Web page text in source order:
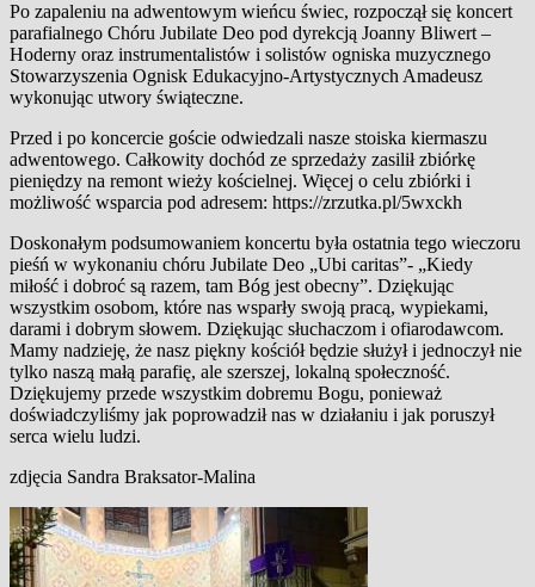
Po zapaleniu na adwentowym wieńcu świec, rozpoczął się koncert
parafialnego Chóru Jubilate Deo pod dyrekcją Joanny Bliwert –
Hoderny oraz instrumentalistów i solistów ogniska muzycznego
Stowarzyszenia Ognisk Edukacyjno-Artystycznych Amadeusz
wykonując utwory świąteczne.
Przed i po koncercie goście odwiedzali nasze stoiska kiermaszu
adwentowego. Całkowity dochód ze sprzedaży zasilił zbiórkę
pieniędzy na remont wieży kościelnej. Więcej o celu zbiórki i
możliwość wsparcia pod adresem: https://zrzutka.pl/5wxckh
Doskonałym podsumowaniem koncertu była ostatnia tego wieczoru
pieśń w wykonaniu chóru Jubilate Deo „Ubi caritas”- „Kiedy
miłość i dobroć są razem, tam Bóg jest obecny”. Dziękując
wszystkim osobom, które nas wsparły swoją pracą, wypiekami,
darami i dobrym słowem. Dziękując słuchaczom i ofiarodawcom.
Mamy nadzieję, że nasz piękny kościół będzie służył i jednoczył nie
tylko naszą małą parafię, ale szerszej, lokalną społeczność.
Dziękujemy przede wszystkim dobremu Bogu, ponieważ
doświadczyliśmy jak poprowadził nas w działaniu i jak poruszył
serca wielu ludzi.
zdjęcia Sandra Braksator-Malina